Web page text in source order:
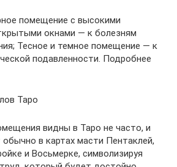
помещение с высокими
окнами — к болезням
Тесное и темное помещение — к
подавленности. Подробнее
Таро
видны в Таро не часто, и
в картах масти Пентаклей,
и Восьмерке, символизируя